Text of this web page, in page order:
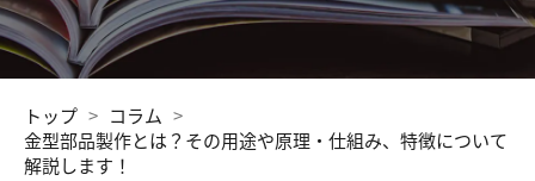
トップ
コラム
金型部品製作とは？その用途や原理・仕組み、特徴について
解説します！